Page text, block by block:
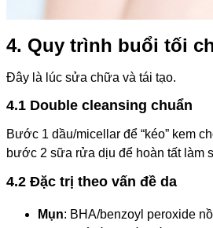
4. Quy trình buổi tối
Đây là lúc sửa chữa và tái tạo.
4.1 Double cleansing chuẩn
Bước 1 dầu/micellar để “kéo” kem
bước 2 sữa rửa dịu để hoàn tất làm
4.2 Đặc trị theo vấn đề da
Mụn: BHA/benzoyl peroxide